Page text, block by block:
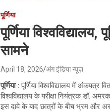
पूर्णिया
पूर्णिया
सामने
April 18, 2026 अंग इंडिया न्यूज़
पूर्णिया : पूर्णिया विश्वविद्यालय में
विश्वविद्यालय के परीक्षा नियंत्रक डॉ.
इस दावे के बाद छात्रों के बीच भ्रम और